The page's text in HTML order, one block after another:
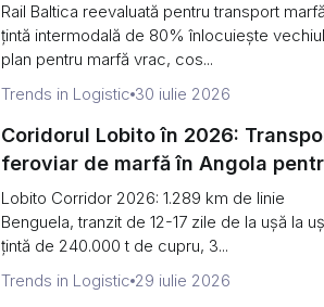
Rail Baltica reevaluată pentru transport
țintă intermodală de 80% înlocuiește vechiul
plan pentru marfă vrac, cos...
Trends in Logistic 30 iulie 2026
Coridorul Lobito în 2026:
feroviar de marfă în Angola
cupru, cobalt și nu numai
Lobito Corridor 2026: 1.289 km de linie
Benguela, tranzit de 12-17 zile de la ușă la
țintă de 240.000 t de cupru, 3...
Trends in Logistic 29 iulie 2026